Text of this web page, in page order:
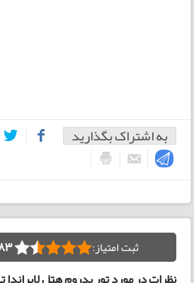
به اشتراک بگذارید
ثبت امتیاز: